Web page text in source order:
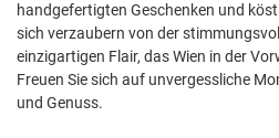
handgefertigten Geschenken und
sich verzaubern von der
einzigartigen Flair, das Wien in der
Freuen Sie sich auf unvergessliche
und Genuss.